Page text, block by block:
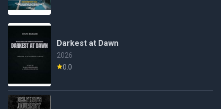
Darkest at Dawn
2026
0.0